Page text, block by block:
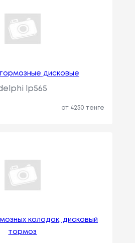
дисковые
lp565
от 4250 тенге
колодок, дисковый
тормоз